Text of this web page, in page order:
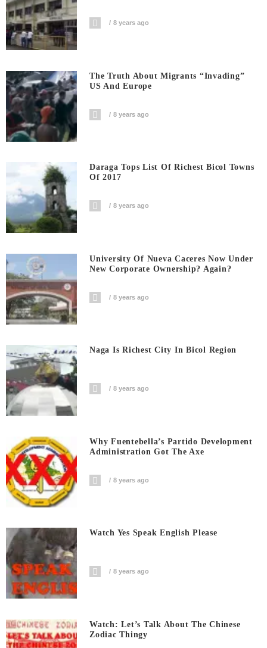
8 years ago
The Truth About Migrants “invading”
US And Europe
8 years ago
Daraga Tops List Of Richest Bicol Towns
Of 2017
8 years ago
University Of Nueva Caceres Now Under
New Corporate Ownership? Again?
8 years ago
Naga Is Richest City In Bicol Region
8 years ago
Why Fuentebella’s Partido Development
Administration Got The Axe
8 years ago
Watch Yes Speak English Please
8 years ago
Watch: Let’s Talk About The Chinese
Zodiac Thingy